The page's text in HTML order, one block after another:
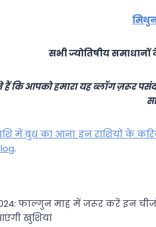
सभी ज्योतिषीय
हैं कि आपको हमारा यह ब्लॉग ज़रूर
में बुध का आना इन राशियों के
.
फाल्गुन माह में जरूर करें इन
खुशियां